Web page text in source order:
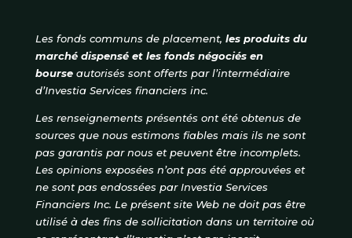
Les fonds communs de placement, les produits du
marché dispensé et les fonds négociés en
bourseautorisés sont offerts par l’intermédiaire
d’Investia Services financiers inc.
Les renseignements présentés ont été obtenus de
sources que nous estimons fiables mais ils ne sont
pas garantis par nous et peuvent être incomplets.
Les opinions exposées n’ont pas été approuvées et
ne sont pas endossées par Investia Services
Financiers Inc. Le présent site Web ne doit pas être
utilisé à des fins de sollicitation dans un territoire où